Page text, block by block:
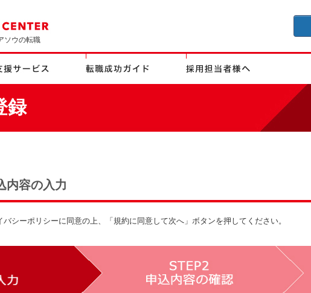
ソウの転職
録
内容の入力
シーポリシーに同意の上、「規約に同意して次へ」ボタンを押してください。